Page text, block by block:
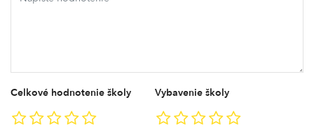
Celkové hodnotenie školy Vybavenie školy